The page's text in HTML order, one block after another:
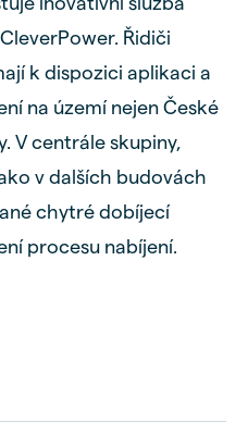
Řidiči
k dispozici aplikaci a
na území nejen České
V centrále skupiny,
v dalších budovách
chytré dobíjecí
procesu nabíjení.